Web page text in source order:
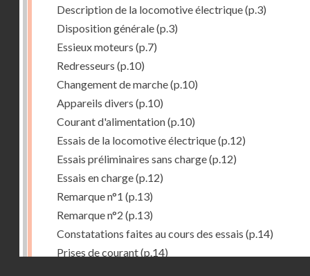
Description de la locomotive électrique(p.3)
Disposition générale(p.3)
Essieux moteurs (p.7)
Redresseurs (p.10)
Changement de marche(p.10)
Appareils divers (p.10)
Courant d'alimentation(p.10)
Essais de la locomotive électrique(p.12)
Essais préliminaires sans charge(p.12)
Essais en charge(p.12)
Remarque n°1 (p.13)
Remarque n°2 (p.13)
Constatations faites au cours des essais (p.14)
Prises de courant(p.14)